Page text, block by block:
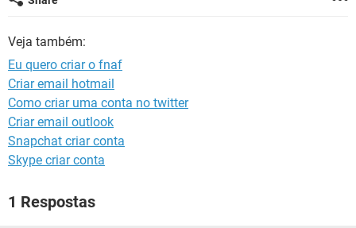
GUIA DE COMPRAS
Veja também:
Eu quero criar o fnaf
Criar email hotmail
Como criar uma conta no twitter
Criar email outlook
Snapchat criar conta
Skype criar conta
1 Respostas